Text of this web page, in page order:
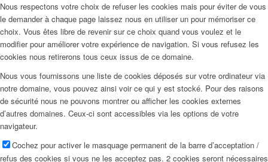
Nous respectons votre choix de refuser les cookies mais pour éviter de vous
le demander à chaque page laissez nous en utiliser un pour mémoriser ce
choix. Vous êtes libre de revenir sur ce choix quand vous voulez et le
modifier pour améliorer votre expérience de navigation. Si vous refusez les
cookies nous retirerons tous ceux issus de ce domaine.
Nous vous fournissons une liste de cookies déposés sur votre ordinateur via
notre domaine, vous pouvez ainsi voir ce qui y est stocké. Pour des raisons
de sécurité nous ne pouvons montrer ou afficher les cookies externes
d’autres domaines. Ceux-ci sont accessibles via les options de votre
navigateur.
Cochez pour activer le masquage permanent de la barre d’acceptation /
refus des cookies si vous ne les acceptez pas. 2 cookies seront nécessaires